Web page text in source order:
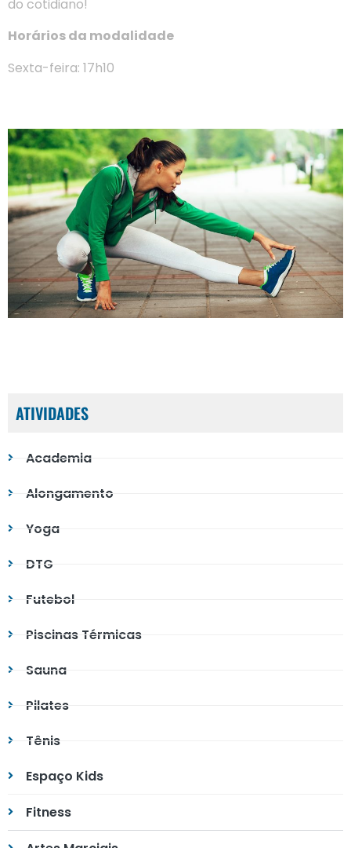
do cotidiano!
Horários da modalidade
Sexta-feira: 17h10
ATIVIDADES
Academia
Alongamento
Yoga
DTG
Futebol
Piscinas Térmicas
Sauna
Pilates
Tênis
Espaço Kids
Fitness